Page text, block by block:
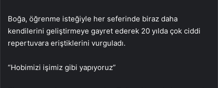
Boğa, öğrenme isteğiyle her seferinde biraz daha
kendilerini geliştirmeye gayret ederek 20 yılda çok ciddi
repertuvara eriştiklerini vurguladı.
“Hobimizi işimiz gibi yapıyoruz”